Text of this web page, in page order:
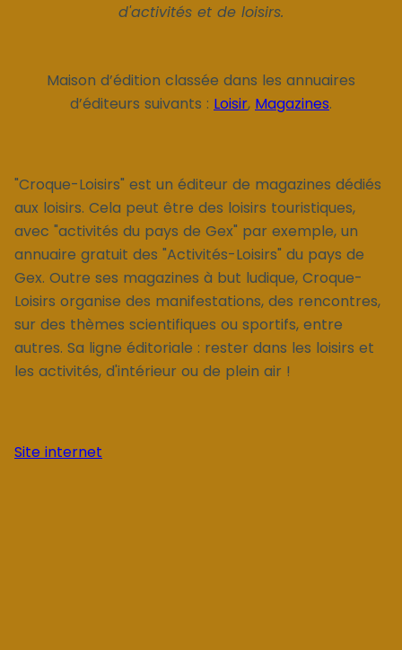
d'activités et de loisirs.
Maison d’édition classée dans les annuaires
d’éditeurs suivants : Loisir, Magazines.
"Croque-Loisirs" est un éditeur de magazines dédiés
aux loisirs. Cela peut être des loisirs touristiques,
avec "activités du pays de Gex" par exemple, un
annuaire gratuit des "Activités-Loisirs" du pays de
Gex. Outre ses magazines à but ludique, Croque-
Loisirs organise des manifestations, des rencontres,
sur des thèmes scientifiques ou sportifs, entre
autres. Sa ligne éditoriale : rester dans les loisirs et
les activités, d'intérieur ou de plein air !
Site internet